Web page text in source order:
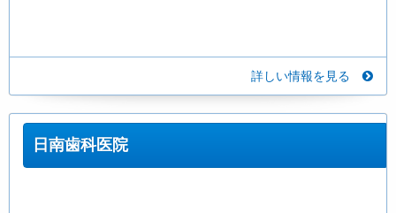
詳しい情報を見る
日南歯科医院